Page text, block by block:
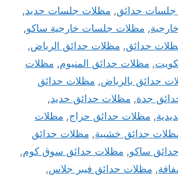
حدائق, مظلات جلسات حديد,
, مظلات جلسات خارجية ساكو,
حدائق, مظلات حدائق الرياض,
, مظلات حدائق المنيوم, مظلات
حدائق بالرياض, مظلات حدائق
جدة, مظلات حدائق حديد,
, مظلات حدائق حراج, مظلات
حدائق خشبية, مظلات حدائق
ساكو, مظلات حدائق سوق كوم,
, مظلات حدائق فيبر جلاس,